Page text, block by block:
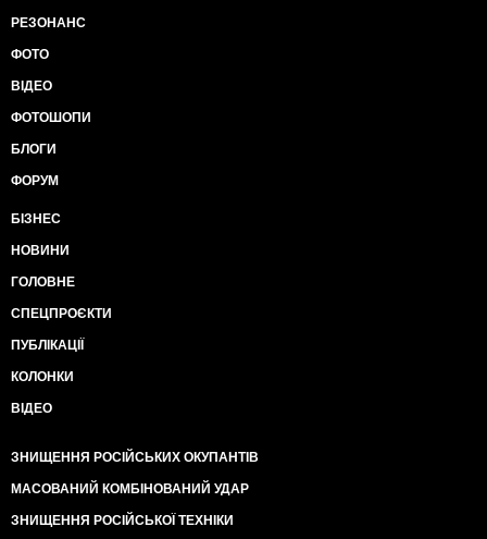
РЕЗОНАНС
ФОТО
ВІДЕО
ФОТОШОПИ
БЛОГИ
ФОРУМ
БІЗНЕС
НОВИНИ
ГОЛОВНЕ
СПЕЦПРОЄКТИ
ПУБЛІКАЦІЇ
КОЛОНКИ
ВІДЕО
ЗНИЩЕННЯ РОСІЙСЬКИХ ОКУПАНТІВ
МАСОВАНИЙ КОМБІНОВАНИЙ УДАР
ЗНИЩЕННЯ РОСІЙСЬКОЇ ТЕХНІКИ